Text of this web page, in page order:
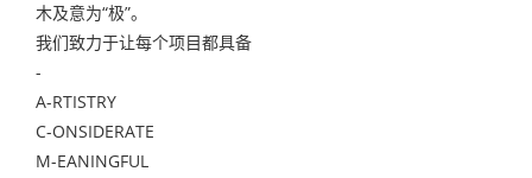
木及意为“极”。
我们致力于让每个项目都具备
-
A-RTISTRY
C-ONSIDERATE
M-EANINGFUL